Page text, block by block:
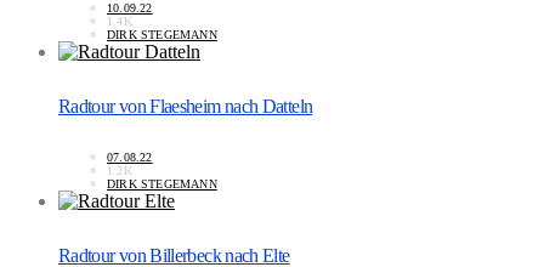
10.09.22
1.4K
DIRK STEGEMANN
Radtour von Flaesheim nach Datteln
07.08.22
1.2K
DIRK STEGEMANN
Radtour von Billerbeck nach Elte